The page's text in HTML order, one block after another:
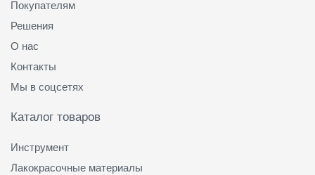
Покупателям
Решения
О нас
Контакты
Мы в соцсетях
Каталог товаров
Инструмент
Лакокрасочные материалы